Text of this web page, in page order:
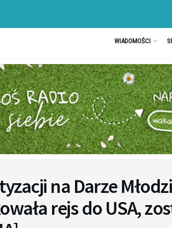
WIADOMOŚCI
na Darze
rejs do USA,